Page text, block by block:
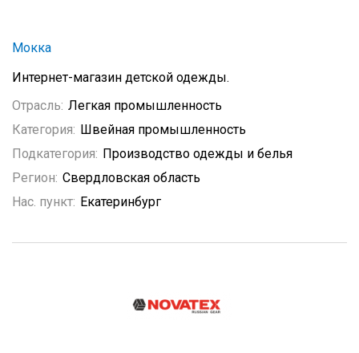
Мокка
Интернет-магазин детской одежды.
Отрасль: Легкая промышленность
Категория: Швейная промышленность
Подкатегория: Производство одежды и белья
Регион: Свердловская область
Нас. пункт: Екатеринбург